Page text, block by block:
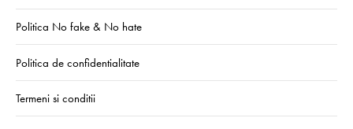
Politica No fake & No hate
Politica de confidentialitate
Termeni si conditii